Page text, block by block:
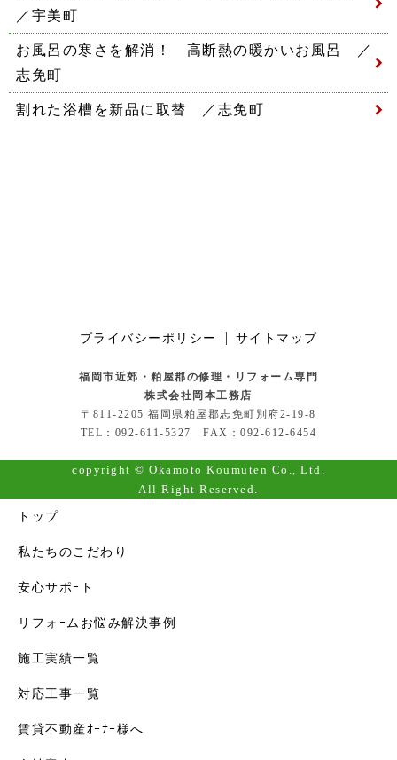
／宇美町
お風呂の寒さを解消！ 高断熱の暖かいお風呂 ／
志免町
割れた浴槽を新品に取替 ／志免町
プライバシーポリシー サイトマップ
福岡市近郊・粕屋郡の修理・リフォーム専門
株式会社岡本工務店
〒811-2205 福岡県粕屋郡志免町別府2-19-8
TEL：092-611-5327 FAX：092-612-6454
copyright © Okamoto Koumuten Co., Ltd.
All Right Reserved.
トップ
私たちのこだわり
安心サポｰト
リフォｰムお悩み解決事例
施工実績一覧
対応工事一覧
賃貸不動産ｵｰﾅｰ様へ